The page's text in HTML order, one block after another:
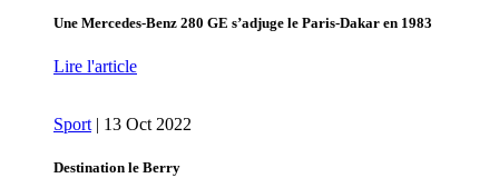
Une Mercedes-Benz 280 GE s’adjuge le Paris-Dakar en 1983
Lire l'article
Sport | 13 Oct 2022
Destination le Berry